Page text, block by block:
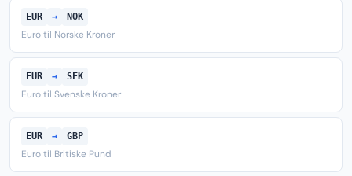
EUR → NOK
Euro til Norske Kroner
EUR → SEK
Euro til Svenske Kroner
EUR → GBP
Euro til Britiske Pund